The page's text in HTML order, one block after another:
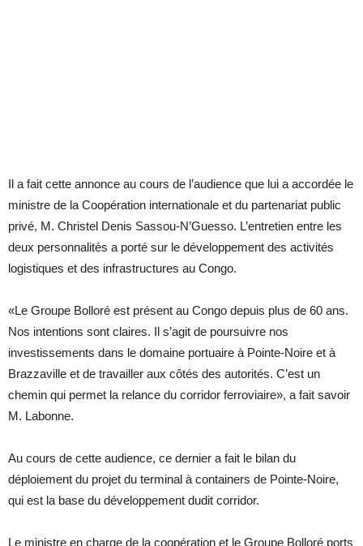
Il a fait cette annonce au cours de l’audience que lui a accordée le
ministre de la Coopération internationale et du partenariat public
privé, M. Christel Denis Sassou-N’Guesso. L’entretien entre les
deux personnalités a porté sur le développement des activités
logistiques et des infrastructures au Congo.
«Le Groupe Bolloré est présent au Congo depuis plus de 60 ans.
Nos intentions sont claires. Il s’agit de poursuivre nos
investissements dans le domaine portuaire à Pointe-Noire et à
Brazzaville et de travailler aux côtés des autorités. C’est un
chemin qui permet la relance du corridor ferroviaire», a fait savoir
M. Labonne.
Au cours de cette audience, ce dernier a fait le bilan du
déploiement du projet du terminal à containers de Pointe-Noire,
qui est la base du développement dudit corridor.
Le ministre en charge de la coopération et le Groupe Bolloré ports